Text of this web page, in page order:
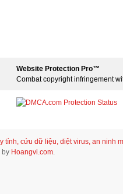
Website Protection Pro™
Combat copyright infringement
by Hoangvi.com.